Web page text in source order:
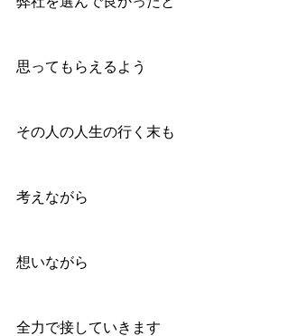
思ってもらえるよう
その人の人生の行く末も
考えながら
想いながら
全力で接していきます